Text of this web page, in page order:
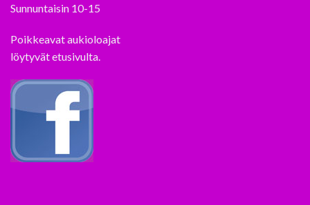
Sunnuntaisin 10-15
Poikkeavat aukioloajat
löytyvät etusivulta.